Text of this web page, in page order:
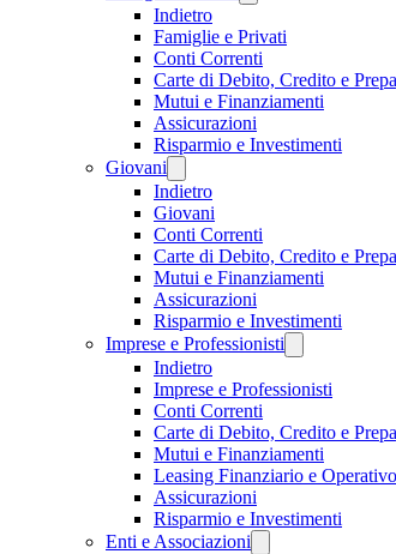
Indietro
Famiglie e Privati
Conti Correnti
Carte di Debito, Credito e
Mutui e Finanziamenti
Assicurazioni
Risparmio e Investimenti
Giovani
Indietro
Giovani
Conti Correnti
Carte di Debito, Credito e
Mutui e Finanziamenti
Assicurazioni
Risparmio e Investimenti
Imprese e Professionisti
Indietro
Imprese e Professionisti
Conti Correnti
Carte di Debito, Credito e
Mutui e Finanziamenti
Leasing Finanziario e Operativo
Assicurazioni
Risparmio e Investimenti
Enti e Associazioni